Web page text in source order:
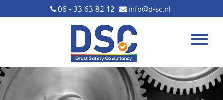
06 - 33 63 82 12 info@d-sc.nl